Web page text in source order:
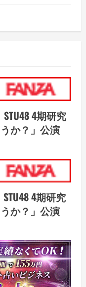
4期研究
か？」公演
4期研究
か？」公演